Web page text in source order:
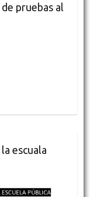
pruebas al
escuala